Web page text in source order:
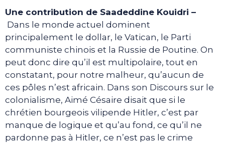
Une contribution de Saadeddine Kouidri –
Dans le monde actuel dominent
principalement le dollar, le Vatican, le Parti
communiste chinois et la Russie de Poutine. On
peut donc dire qu’il est multipolaire, tout en
constatant, pour notre malheur, qu’aucun de
ces pôles n’est africain. Dans son Discours sur le
colonialisme, Aimé Césaire disait que si le
chrétien bourgeois vilipende Hitler, c’est par
manque de logique et qu’au fond, ce qu’il ne
pardonne pas à Hitler, ce n’est pas le crime